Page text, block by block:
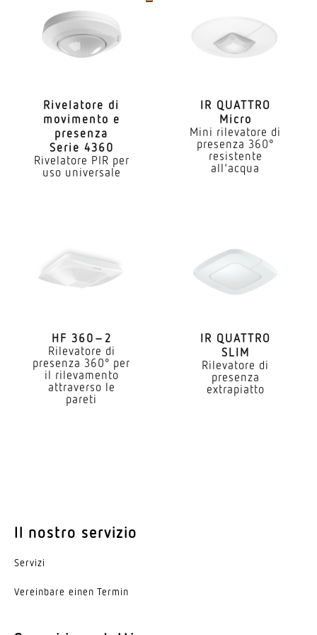
Collegamento in rete via
Applicazione, luogo
Applicazione, locale
Luogo di montaggio
soffitto
Altezza di montaggio
2,50 – 8,00 m
Altezza di montaggio ottimale
2000 W
Angolo di rilevamento
Rive­latore di
movi­mento e
presenza
Serie 4360
Rivelatore PIR per
uso universale
IR QUATTRO
Micro
Mini rilevatore di
presenza 360°
resistente
all'acqua
HF 360–2
Rilevatore di
presenza 360° per
il rilevamento
attraverso le
pareti
IR QUATTRO
SLIM
Rilevatore di
presenza
extrapiatto
Il nostro servizio
Servizi
Vereinbare einen Termin